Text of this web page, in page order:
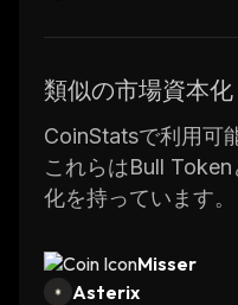
類似の市場資本化
CoinStatsで利用可
これらはBull
化を持っています。
Misser
Asterix